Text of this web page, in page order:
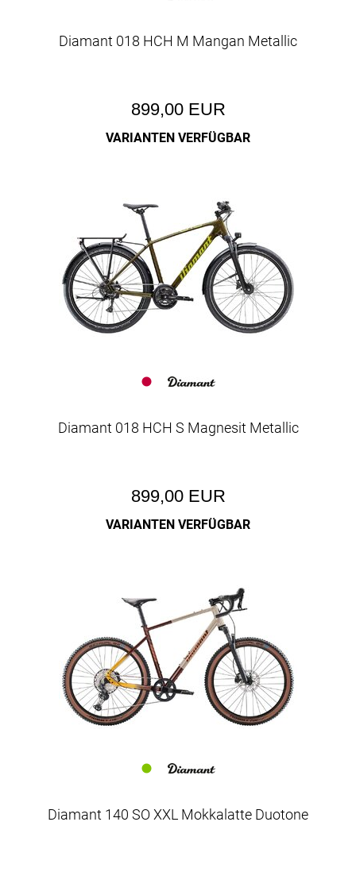
Diamant 018 HCH M Mangan Metallic
899,00 EUR
VARIANTEN VERFÜGBAR
Diamant 018 HCH S Magnesit Metallic
899,00 EUR
VARIANTEN VERFÜGBAR
Diamant 140 SO XXL Mokkalatte Duotone